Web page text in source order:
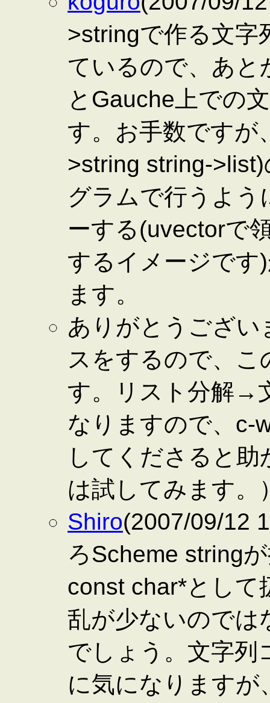
>stringで作る文字
ているので、あと
とGauche上での
す。お手数ですが
>string string-
グラムで行うよ
ーする(uvectorで
するイメージです
ます。
ありがとうござい
スをするので、こ
す。リスト分解→
なりますので、c-
してくださると
は試してみます。
Shiro(2007/09/12
ろScheme string
const char*として
乱が少ないのでは
でしょう。文字列
に気になりますが